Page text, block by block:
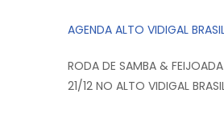
AGENDA ALTO VIDIGAL
RODA DE SAMBA &
21/12 NO ALTO VIDIGAL